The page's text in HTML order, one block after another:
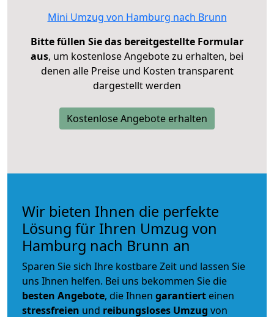
Mini Umzug von Hamburg nach Brunn
Bitte füllen Sie das bereitgestellte Formular
aus, um kostenlose Angebote zu erhalten, bei
denen alle Preise und Kosten transparent
dargestellt werden
Kostenlose Angebote erhalten
Wir bieten Ihnen die perfekte
Lösung für Ihren Umzug von
Hamburg nach Brunn an
Sparen Sie sich Ihre kostbare Zeit und lassen Sie
uns Ihnen helfen. Bei uns bekommen Sie die
besten Angebote, die Ihnen garantiert einen
stressfreien und reibungsloses Umzug von